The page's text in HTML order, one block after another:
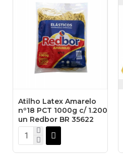
Atilho Latex Amarelo
nº18 PCT 1000g c/ 1.200
un Redbor BR 35622